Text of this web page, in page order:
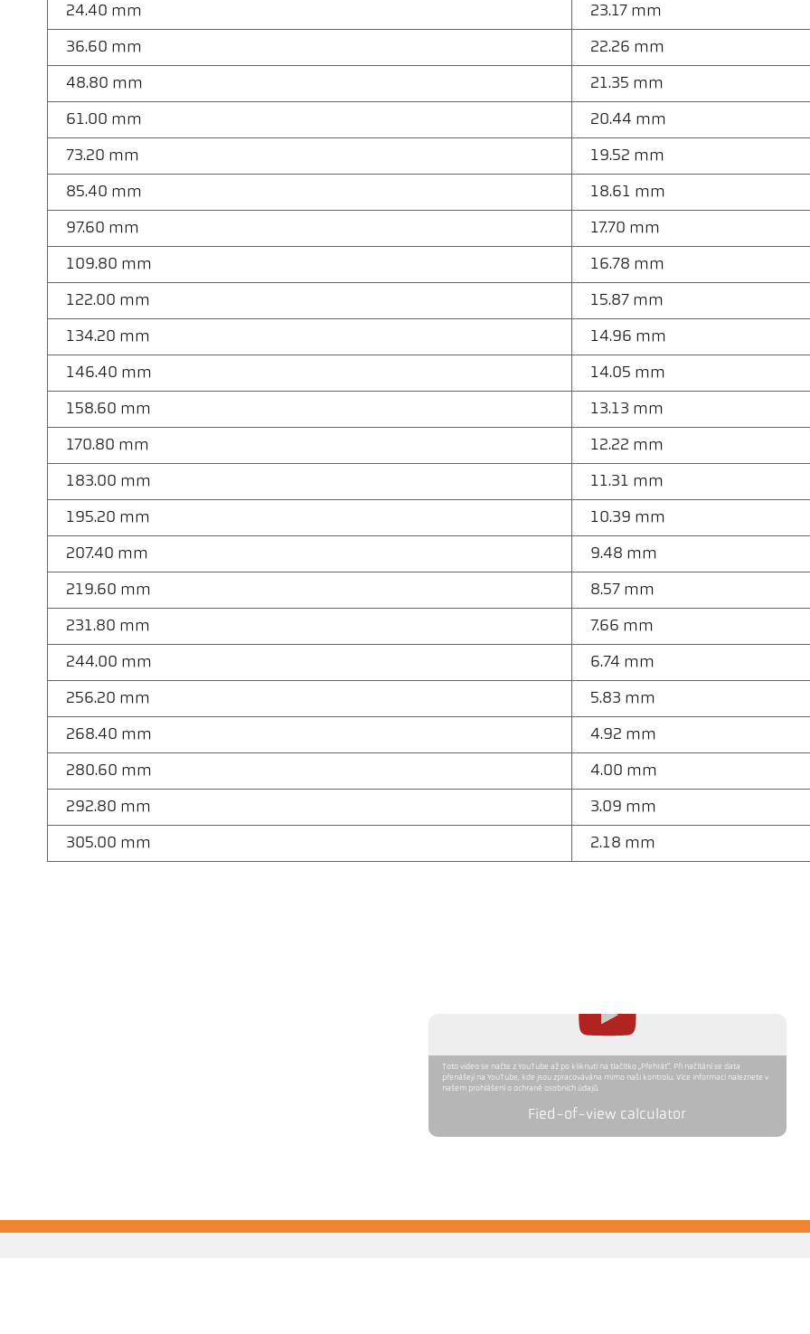
24.40 mm 23.17 mm
36.60 mm 22.26 mm
48.80 mm 21.35 mm
61.00 mm 20.44 mm
73.20 mm 19.52 mm
85.40 mm 18.61 mm
97.60 mm 17.70 mm
109.80 mm 16.78 mm
122.00 mm 15.87 mm
134.20 mm 14.96 mm
146.40 mm 14.05 mm
158.60 mm 13.13 mm
170.80 mm 12.22 mm
183.00 mm 11.31 mm
195.20 mm 10.39 mm
207.40 mm 9.48 mm
219.60 mm 8.57 mm
231.80 mm 7.66 mm
244.00 mm 6.74 mm
256.20 mm 5.83 mm
268.40 mm 4.92 mm
280.60 mm 4.00 mm
292.80 mm 3.09 mm
305.00 mm 2.18 mm
Toto video se načte z YouTube až po kliknutí na tlačítko „Přehrát“. Při načítání se data
přenášejí na YouTube, kde jsou zpracovávána mimo naši kontrolu. Více informací naleznete v
našem prohlášení o ochraně osobních údajů.
Fied-of-view calculator